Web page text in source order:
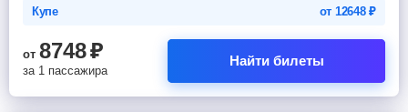
Купе от 12648₽
от 8748₽
за 1 пассажира
Найти билеты